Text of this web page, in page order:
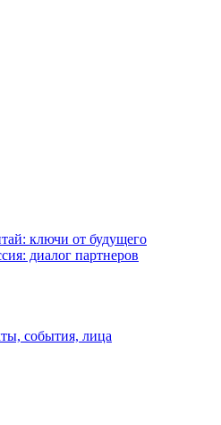
ключи от будущего
диалог партнеров
события, лица